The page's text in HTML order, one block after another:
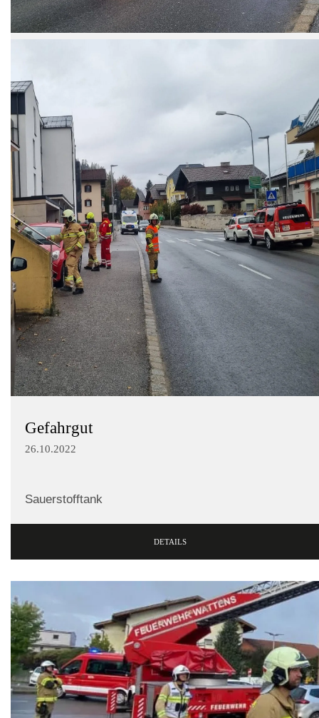
Gefahrgut
26.10.2022
Sauerstofftank
DETAILS